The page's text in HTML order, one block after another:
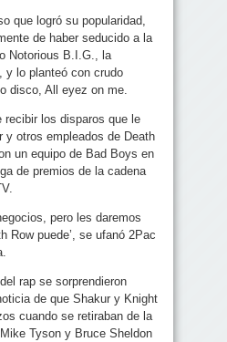
que logró su popularidad,
de haber seducido a la
Notorious B.I.G., la
y lo planteó con crudo
disco, All eyez on me.
recibir los disparos que le
y otros empleados de Death
un equipo de Bad Boys en
de premios de la cadena
pero les daremos
Row puede’, se ufanó 2Pac
rap se sorprendieron
de que Shakur y Knight
cuando se retiraban de la
Tyson y Bruce Sheldon